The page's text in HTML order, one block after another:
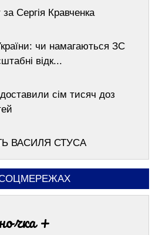
Сергія Кравченка
чи намагаються ЗС
відк...
сім тисяч доз
ВАСИЛЯ СТУСА
+